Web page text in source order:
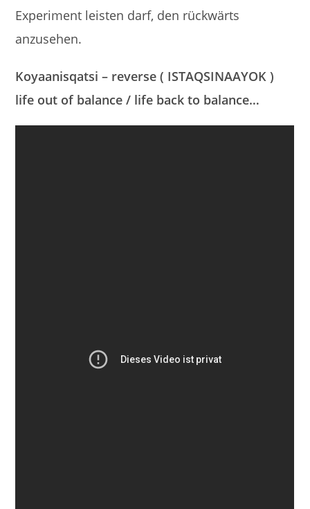
Experiment leisten darf, den rückwärts
anzusehen.
Koyaanisqatsi – reverse ( ISTAQSINAAYOK )
life out of balance / life back to balance…